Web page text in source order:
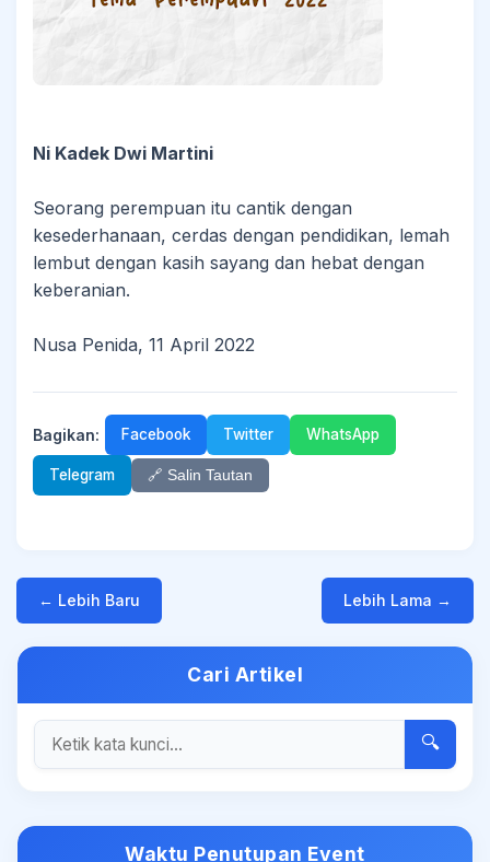
Ni Kadek Dwi Martini
Seorang perempuan itu cantik dengan
kesederhanaan, cerdas dengan pendidikan, lemah
lembut dengan kasih sayang dan hebat dengan
keberanian.
Nusa Penida, 11 April 2022
Bagikan: Facebook Twitter WhatsApp
Telegram 🔗 Salin Tautan
← Lebih Baru Lebih Lama →
Cari Artikel
🔍
Waktu Penutupan Event